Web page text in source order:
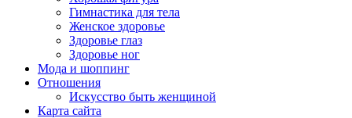
Гимнастика для тела
Женское здоровье
Здоровье глаз
Здоровье ног
Мода и шоппинг
Отношения
Искусство быть женщиной
Карта сайта